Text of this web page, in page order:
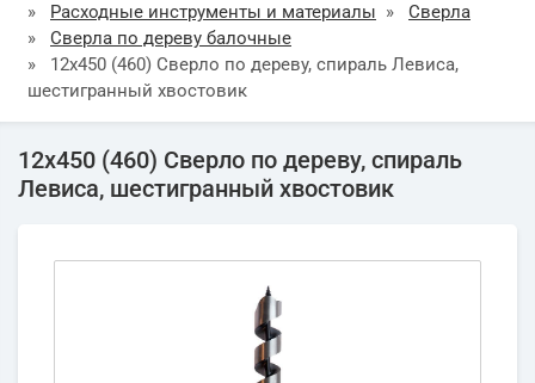
»
Расходные инструменты и материалы »
Сверла
»
Сверла по дереву балочные
»
12х450 (460) Cверло по дереву, спираль Левиса,
шестигранный хвостовик
12х450 (460) Cверло по дереву, спираль
Левиса, шестигранный хвостовик